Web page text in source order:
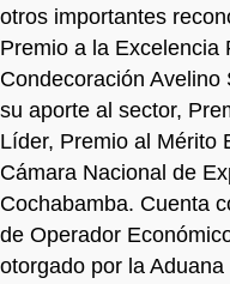
otros importantes
Premio a la Excelencia
Condecoración
su aporte al sector,
Líder, Premio al Mérito
Cámara Nacional de
Cochabamba. Cuenta
de Operador
otorgado por la